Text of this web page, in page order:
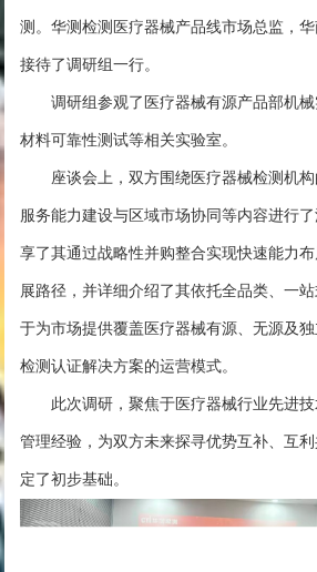
测。华测检测医疗器械产品线市场总监，
接待了调研组一行。
调研组参观了医疗器械有源产品部机械
材料可靠性测试等相关实验室。
座谈会上，双方围绕医疗器械检测机
服务能力建设与区域市场协同等内容进行
享了其通过战略性并购整合实现快速能力
展路径，并详细介绍了其依托全品类、一
于为市场提供覆盖医疗器械有源、无源及
检测认证解决方案的运营模式。
此次调研，聚焦于医疗器械行业先进
管理经验，为双方未来探寻优势互补、互
定了初步基础。